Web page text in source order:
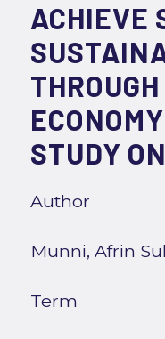
ACHIEVE
STUDY
Author
Munni, Afrin
Term